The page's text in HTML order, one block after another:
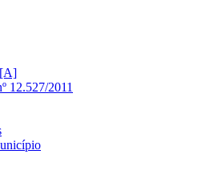
12.527/2011